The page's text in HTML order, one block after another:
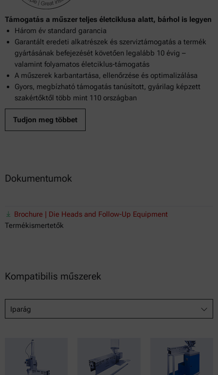
Támogatás a műszer teljes életciklusa alatt, bárhol is legyen
Három év standard garancia
Garantált eredeti alkatrészek és szerviztámogatás a termék
gyártásának befejezését követően legalább 10 évig –
valamint folyamatos életciklus-támogatás
A műszerek karbantartása, ellenőrzése és optimalizálása
Gyors, megbízható támogatás tanúsított, gyárilag képzett
szakértőktől több mint 110 országban
Tudjon meg többet
Dokumentumok
Brochure | Die Heads and Follow-Up Equipment
Termékismertetők
Kompatibilis műszerek
Iparág